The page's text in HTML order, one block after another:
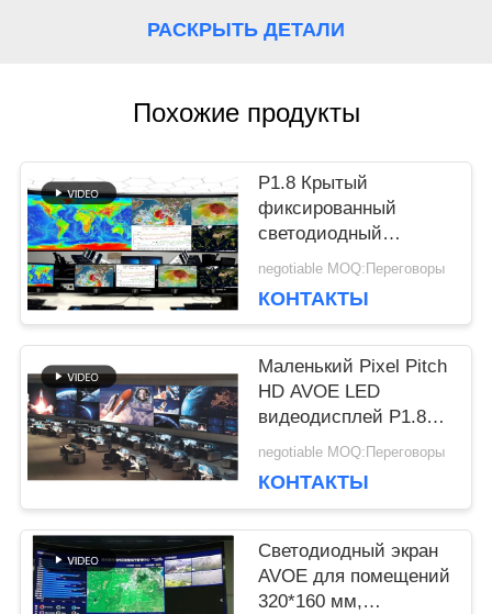
ЗАПРОСИТЕ
VR
КАРТА
САЙТА
ПОЛИТИКА
РАСКРЫТЬ ДЕТАЛИ
Похожие продукты
P1.8 Крытый
фиксированный
светодиодный
видеоэкран AVOE 200
мм, 3840 Гц
negotiable MOQ:Переговоры
КОНТАКТЫ
Маленький Pixel Pitch
HD AVOE LED
видеодисплей P1.8
320*160mm 3840Hz
negotiable MOQ:Переговоры
КОНТАКТЫ
Светодиодный экран
AVOE для помещений
320*160 мм,